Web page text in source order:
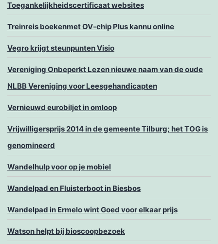
Toegankelijkheidscertificaat websites
Treinreis boekenmet OV-chip Plus kannu online
Vegro krijgt steunpunten Visio
Vereniging Onbeperkt Lezen nieuwe naam van de oude
NLBB Vereniging voor Leesgehandicapten
Vernieuwd eurobiljet in omloop
Vrijwilligersprijs 2014 in de gemeente Tilburg; het TOG is
genomineerd
Wandelhulp voor op je mobiel
Wandelpad en Fluisterboot in Biesbos
Wandelpad in Ermelo wint Goed voor elkaar prijs
Watson helpt bij bioscoopbezoek